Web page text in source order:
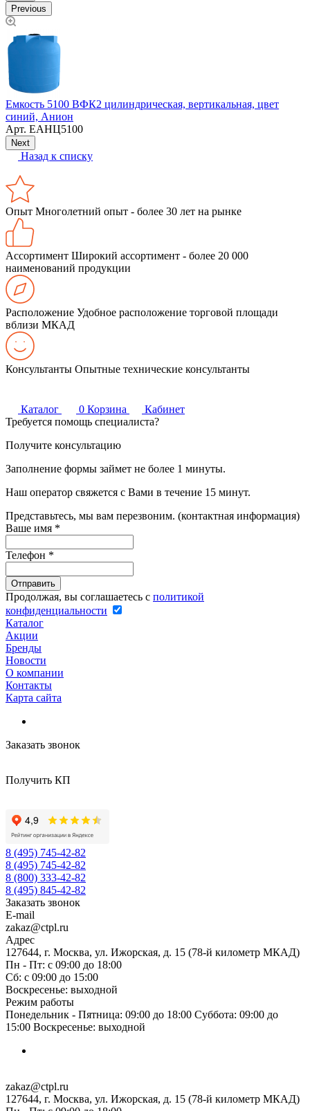
Previous
Емкость 5100 ВФК2 цилиндрическая, вертикальная, цвет
синий, Анион
Арт. ЕАНЦ5100
Next
Назад к списку
Опыт Многолетний опыт - более 30 лет на рынке
Ассортимент Широкий ассортимент - более 20 000
наименований продукции
Расположение Удобное расположение торговой площади
вблизи МКАД
Консультанты Опытные технические консультанты
Каталог 0 Корзина
Кабинет
Требуется помощь специалиста?
Получите консультацию
Заполнение формы займет не более 1 минуты.
Наш оператор свяжется с Вами в течение 15 минут.
Представьтесь, мы вам перезвоним. (контактная информация)
Ваше имя *
Телефон *
Продолжая, вы соглашаетесь с политикой
конфиденциальности
Каталог
Акции
Бренды
Новости
О компании
Контакты
Карта сайта
Заказать звонок
Получить КП
8 (495) 745-42-82
8 (495) 745-42-82
8 (800) 333-42-82
8 (495) 845-42-82
Заказать звонок
E-mail
zakaz@ctpl.ru
Адрес
127644, г. Москва, ул. Ижорская, д. 15 (78-й километр МКАД)
Пн - Пт: с 09:00 до 18:00
Сб: с 09:00 до 15:00
Воскресенье: выходной
Режим работы
Понедельник - Пятница: 09:00 до 18:00 Суббота: 09:00 до
15:00 Воскресенье: выходной
zakaz@ctpl.ru
127644, г. Москва, ул. Ижорская, д. 15 (78-й километр МКАД)